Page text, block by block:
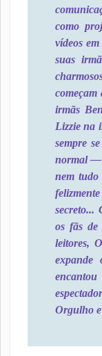
como
vídeos
suas
começam
irmãs
Lizzie na
sempre
normal ―
nem tudo
secreto...
os fãs de
leitores,
expande
Orgulho